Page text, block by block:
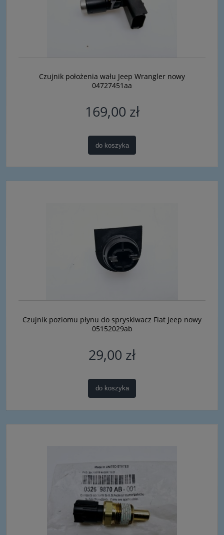
Czujnik położenia wału Jeep Wrangler nowy
04727451aa
169,00 zł
do koszyka
Czujnik poziomu płynu do spryskiwacz Fiat Jeep nowy
05152029ab
29,00 zł
do koszyka